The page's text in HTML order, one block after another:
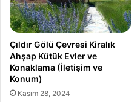
Çıldır Gölü Çevresi Kiralık
Ahşap Kütük Evler ve
Konaklama (İletişim ve
Konum)
Kasım 28, 2024